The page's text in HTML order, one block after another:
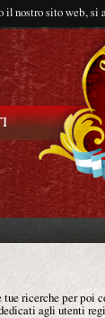
il nostro sito web, si
ricerche per poi
agli utenti